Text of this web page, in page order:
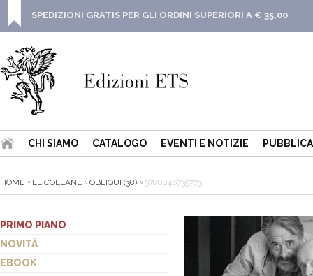
SPEDIZIONI GRATIS PER GLI ORDINI SUPERIORI A € 35,00
CHI SIAMO CATALOGO EVENTI E NOTIZIE
HOME LE COLLANE OBLIQUI (38) 9788846739773
PRIMO PIANO
NOVITÀ
EBOOK